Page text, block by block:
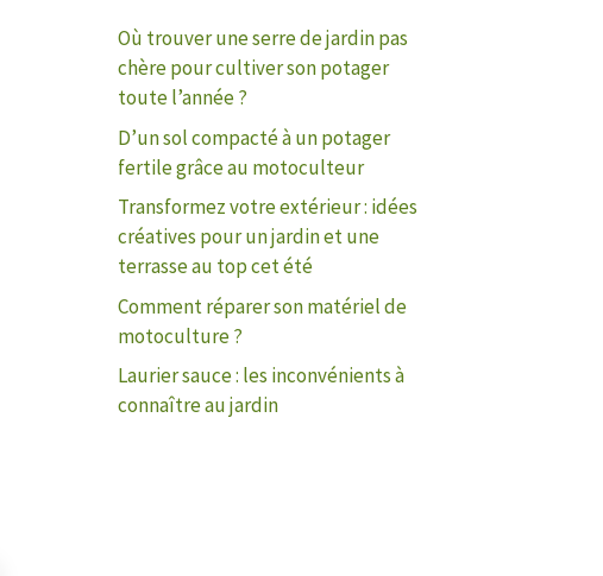
Où trouver une serre de jardin pas
chère pour cultiver son potager
toute l’année ?
D’un sol compacté à un potager
fertile grâce au motoculteur
Transformez votre extérieur : idées
créatives pour un jardin et une
terrasse au top cet été
Comment réparer son matériel de
motoculture ?
Laurier sauce : les inconvénients à
connaître au jardin